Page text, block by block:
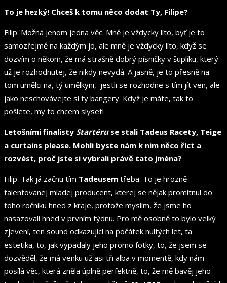
To je hezký! Chceš k tomu něco dodat Ty, Filipe?
Filip: Možná jenom jedna věc. Mně je vždycky líto, byť je to
samozřejmě na každým jo, ale mně je vždycky líto, když se
dozvím o někom, že má strašně dobrý písničky v šuplíku, který
už je rozhodnutej, že nikdy nevydá. A jasně, je to přesně na
tom umělci na, tý umělkyni, jestli se rozhodne s tím jít ven, ale
jako neschovávejte si ty bangery. Když je máte, tak to
pošlete, my to chcem slyset!
Letošními finalisty Startéruse stali Tadeus Racety, Teige
a curtains please. Mohli byste nám k nim něco říct a
rozvést, proč jste si vybrali právě tato jména?
Filip: Tak já začnu tím Tadeusem třeba. To je hrozně
talentovanej mladej producent, kterej se nějak promítnul do
toho ročníku hned z kraje, protože myslím, že jsme ho
nasazovali hned v prvním týdnu. Pro mě osobně to bylo velký
zjevení, ten sound odkazující na počátek nultých let, ta
estetika, to, jak vypadaly jeho promo fotky, to, že jsem se
dozvěděl, že má venku už asi tři alba v momentě, kdy nám
posílá věc, která zněla úplně perfektně, to, že mě bavěj jeho